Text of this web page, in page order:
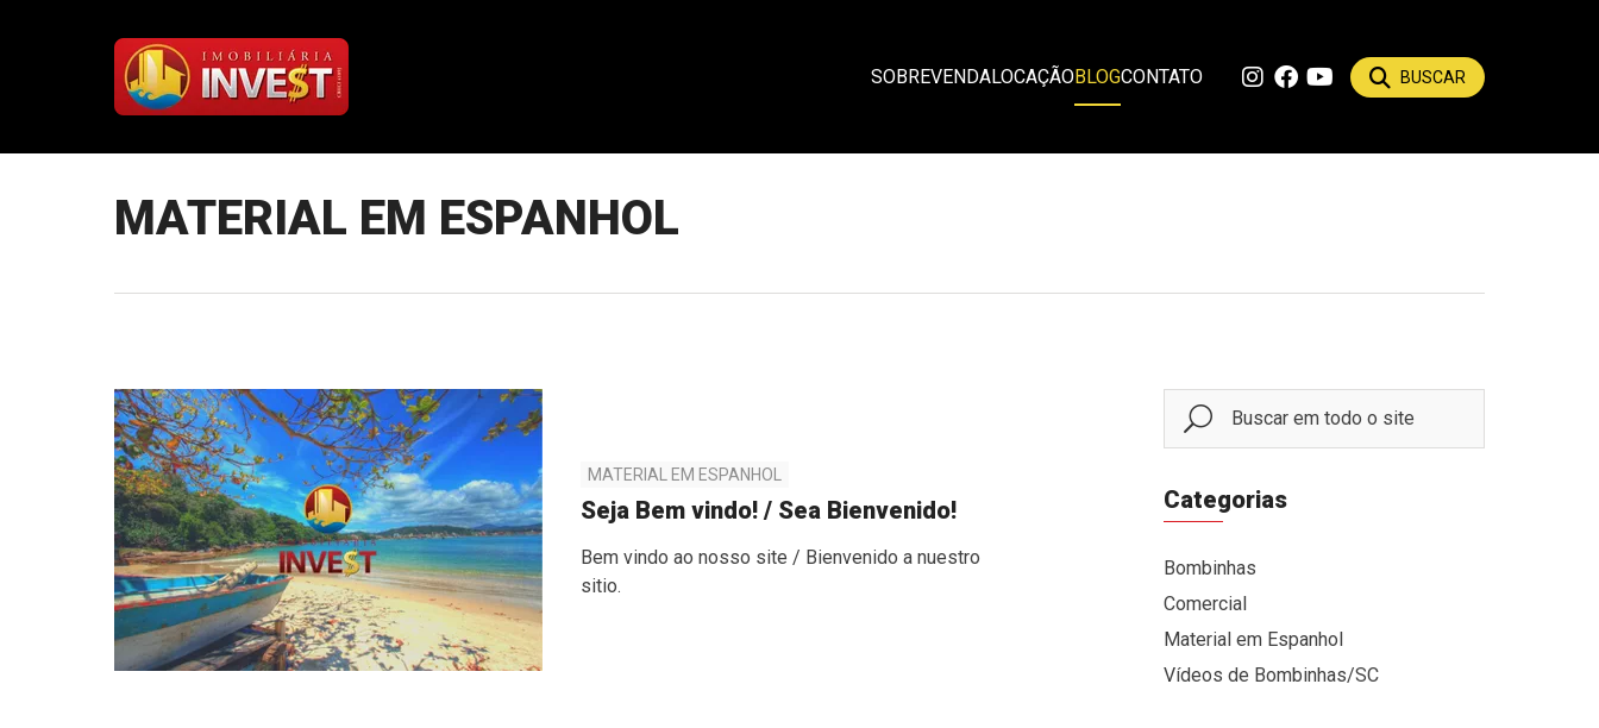
SOBREVENDALOCAÇÃOBLOGCONTATO BUSCAR
MATERIAL EM ESPANHOL
MATERIAL EM ESPANHOL
Seja Bem vindo! / Sea Bienvenido!
Bem vindo ao nosso site / Bienvenido a nuestro
sitio.
Categorias
Bombinhas
Comercial
Material em Espanhol
Vídeos de Bombinhas/SC